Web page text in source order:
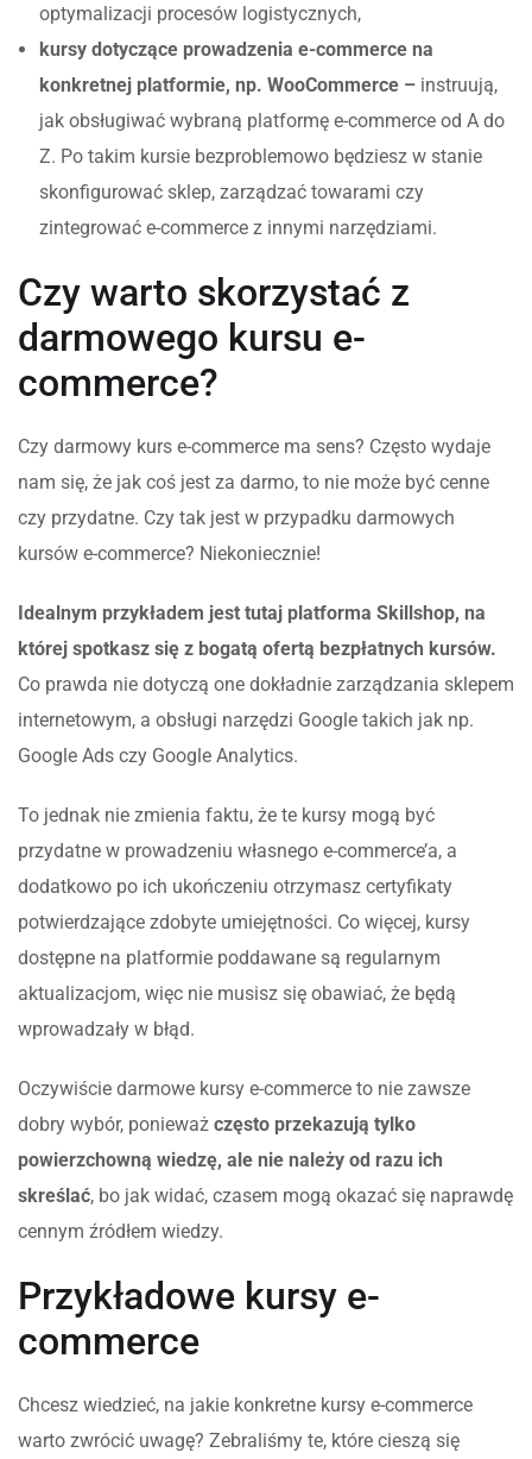
optymalizacji procesów logistycznych,
kursy dotyczące prowadzenia e-commerce na
konkretnej platformie, np. WooCommerce – instruują,
jak obsługiwać wybraną platformę e-commerce od A do
Z. Po takim kursie bezproblemowo będziesz w stanie
skonfigurować sklep, zarządzać towarami czy
zintegrować e-commerce z innymi narzędziami.
Czy warto skorzystać z
darmowego kursu e-
commerce?
Czy darmowy kurs e-commerce ma sens? Często wydaje
nam się, że jak coś jest za darmo, to nie może być cenne
czy przydatne. Czy tak jest w przypadku darmowych
kursów e-commerce? Niekoniecznie!
Idealnym przykładem jest tutaj platforma Skillshop, na
której spotkasz się z bogatą ofertą bezpłatnych kursów.
Co prawda nie dotyczą one dokładnie zarządzania sklepem
internetowym, a obsługi narzędzi Google takich jak np.
Google Ads czy Google Analytics.
To jednak nie zmienia faktu, że te kursy mogą być
przydatne w prowadzeniu własnego e-commerce’a, a
dodatkowo po ich ukończeniu otrzymasz certyfikaty
potwierdzające zdobyte umiejętności. Co więcej, kursy
dostępne na platformie poddawane są regularnym
aktualizacjom, więc nie musisz się obawiać, że będą
wprowadzały w błąd.
Oczywiście darmowe kursy e-commerce to nie zawsze
dobry wybór, ponieważ często przekazują tylko
powierzchowną wiedzę, ale nie należy od razu ich
skreślać, bo jak widać, czasem mogą okazać się naprawdę
cennym źródłem wiedzy.
Przykładowe kursy e-
commerce
Chcesz wiedzieć, na jakie konkretne kursy e-commerce
warto zwrócić uwagę? Zebraliśmy te, które cieszą się